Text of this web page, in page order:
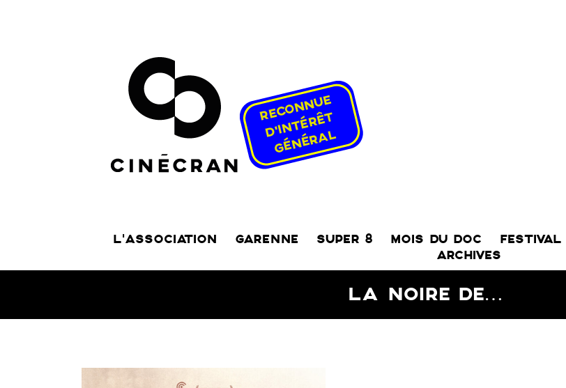
L’ASSOCIATION GARENNE SUPER 8 MOIS DU DOC
ARCHIVES
LA NOIRE DE…